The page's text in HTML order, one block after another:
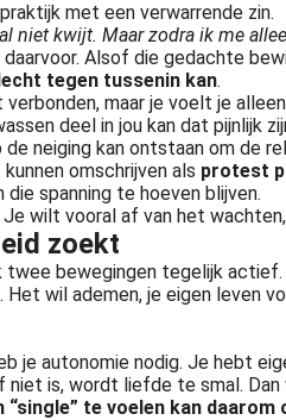
met een verwarrende zin.
niet kwijt. Maar zodra ik me
daarvoor. Alsof die gedachte
tegen tussenin kan.
maar je voelt je
deel in jou kan dat pijnlijk
neiging kan ontstaan om de
omschrijven als protest
spanning te hoeven blijven.
wilt vooral af van het
zoekt
twee bewegingen tegelijk actief.
wil ademen, je eigen leven
je autonomie nodig. Je hebt
niet is, wordt liefde te smal.
“single” te voelen kan